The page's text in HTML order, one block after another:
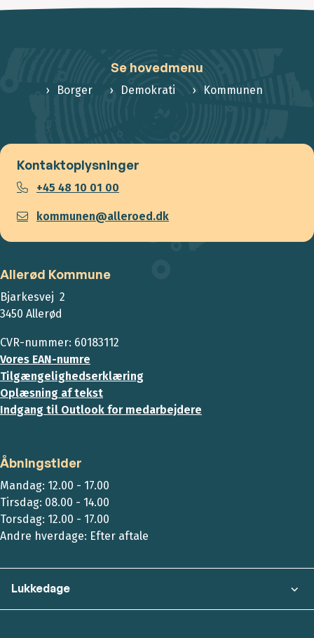
Se hovedmenu
Borger Demokrati Kommunen
Kontaktoplysninger
+45 48 10 01 00
kommunen@alleroed.dk
Allerød Kommune
Bjarkesvej 2
3450 Allerød
CVR-nummer: 60183112
Vores EAN-numre
Tilgængelighedserklæring
Oplæsning af tekst
Indgang til Outlook for medarbejdere
Åbningstider
Mandag: 12.00 - 17.00
Tirsdag: 08.00 - 14.00
Torsdag: 12.00 - 17.00
Andre hverdage: Efter aftale
Lukkedage